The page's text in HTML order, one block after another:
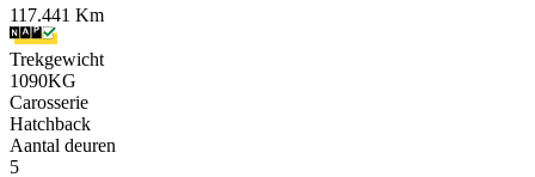
117.441 Km
Trekgewicht
1090KG
Carosserie
Hatchback
Aantal deuren
5